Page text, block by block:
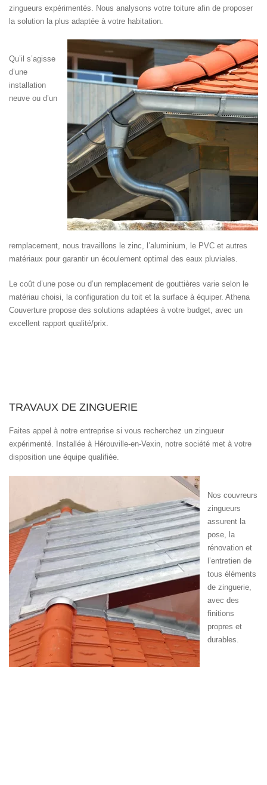
zingueurs expérimentés. Nous analysons votre toiture afin de proposer
la solution la plus adaptée à votre habitation.
Qu’il s’agisse
d’une
installation
neuve ou d’un
remplacement, nous travaillons le zinc, l’aluminium, le PVC et autres
matériaux pour garantir un écoulement optimal des eaux pluviales.
Le coût d’une pose ou d’un remplacement de gouttières varie selon le
matériau choisi, la configuration du toit et la surface à équiper. Athena
Couverture propose des solutions adaptées à votre budget, avec un
excellent rapport qualité/prix.
TRAVAUX DE ZINGUERIE
Faites appel à notre entreprise si vous recherchez un zingueur
expérimenté. Installée à Hérouville-en-Vexin, notre société met à votre
disposition une équipe qualifiée.
Nos couvreurs
zingueurs
assurent la
pose, la
rénovation et
l’entretien de
tous éléments
de zinguerie,
avec des
finitions
propres et
durables.